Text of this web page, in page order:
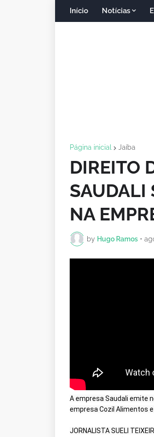
Início Notícias
Página inicial Jaíba
DIREITO
SAUDALI
NA
by Hugo Ramos •
A empresa Saudali emite
empresa Cozil Alimentos
JORNALISTA SUELI